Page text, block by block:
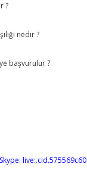
?
nedir ?
başvurulur ?
Skype: